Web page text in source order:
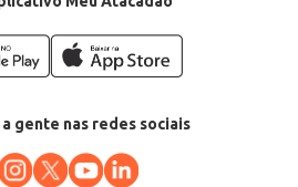
gente nas redes sociais